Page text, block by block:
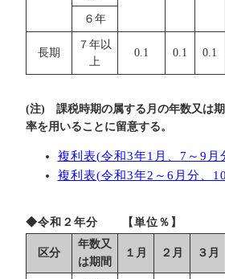
６年
長期
７年以
上
0.1 0.1 0.1
(注) 課税時期の属する月の年数又は期
率を用いることに留意する。
複利表(令和3年1月、7～9月
複利表(令和3年2～6月分、
◆令和２年分 【単位％】
区分
年数又
は期間
１月 ２月 ３月